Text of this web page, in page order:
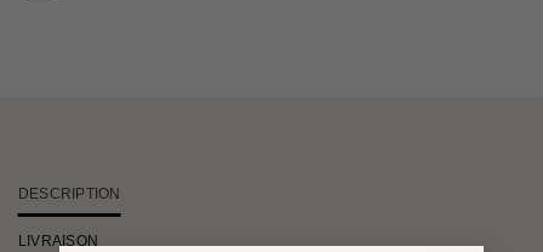
DESCRIPTION
LIVRAISON